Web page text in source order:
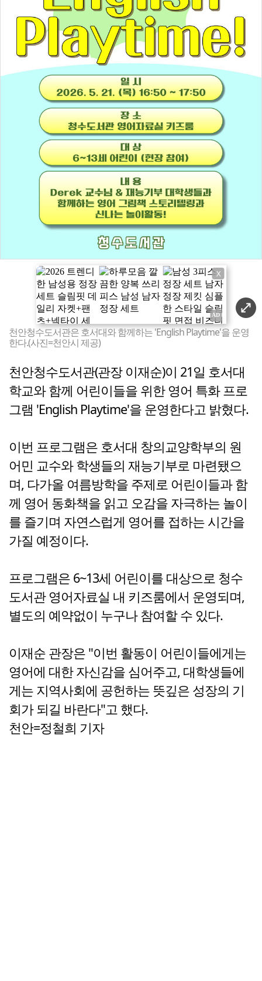
X
천안청수도서관은 호서대와 함께하는 'English Playtime'을 운영
한다.(사진=천안시 제공)
천안청수도서관(관장 이재순)이 21일 호서대
학교와 함께 어린이들을 위한 영어 특화 프로
그램 'English Playtime'을 운영한다고 밝혔다.
이번 프로그램은 호서대 창의교양학부의 원
어민 교수와 학생들의 재능기부로 마련됐으
며, 다가올 여름방학을 주제로 어린이들과 함
께 영어 동화책을 읽고 오감을 자극하는 놀이
를 즐기며 자연스럽게 영어를 접하는 시간을
가질 예정이다.
프로그램은 6~13세 어린이를 대상으로 청수
도서관 영어자료실 내 키즈룸에서 운영되며,
별도의 예약없이 누구나 참여할 수 있다.
이재순 관장은 "이번 활동이 어린이들에게는
영어에 대한 자신감을 심어주고, 대학생들에
게는 지역사회에 공헌하는 뜻깊은 성장의 기
회가 되길 바란다"고 했다.
천안=정철희 기자